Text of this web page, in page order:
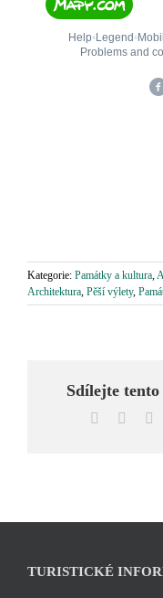
Kategorie: Památky a kultura,
Architektura, Pěší výlety,
Sdílejte
Facebook
TURISTICKÉ